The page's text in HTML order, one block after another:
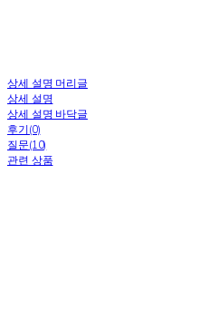
상세 설명 머리글
상세 설명
상세 설명 바닥글
후기(0)
질문(10)
관련 상품